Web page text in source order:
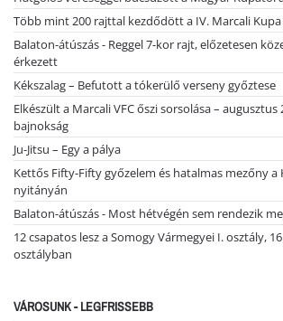
Több mint 200 rajttal kezdődött a IV. Marcali
Balaton-átúszás - Reggel 7-kor rajt, előzetesen
érkezett
Kékszalag – Befutott a tókerülő verseny győztese
Elkészült a Marcali VFC őszi sorsolása –
bajnokság
Ju-Jitsu – Egy a pálya
Kettős Fifty-Fifty győzelem és hatalmas mezőny a
nyitányán
Balaton-átúszás - Most hétvégén sem rendezik
12 csapatos lesz a Somogy Vármegyei I. osztály,
osztályban
VÁROSUNK - LEGFRISSEBB